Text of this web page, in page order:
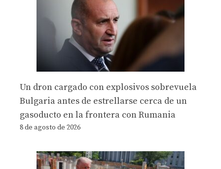
Un dron cargado con explosivos sobrevuela
Bulgaria antes de estrellarse cerca de un
gasoducto en la frontera con Rumania
8 de agosto de 2026